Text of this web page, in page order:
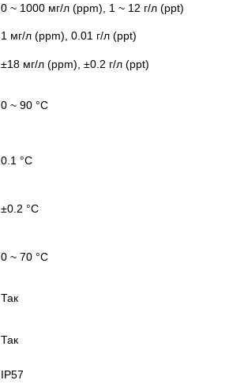
0 ~ 1000 мг/л (ppm), 1 ~ 12 г/л (ppt)
1 мг/л (ppm), 0.01 г/л (ppt)
±18 мг/л (ppm), ±0.2 г/л (ppt)
0 ~ 90 °C
0.1 °C
±0.2 °C
0 ~ 70 °C
Так
Так
IP57